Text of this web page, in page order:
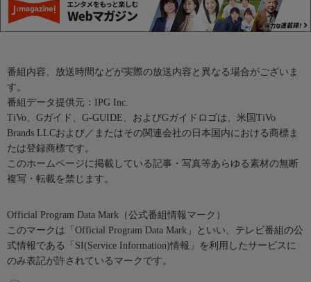
番組内容、放送時間などが実際の放送内容と異なる場合がございま
す。
番組データ提供元：IPG Inc.
TiVo、Gガイド、G-GUIDE、およびGガイドロゴは、米国TiVo
Brands LLCおよび／またはその関連会社の日本国内における商標ま
たは登録商標です。
このホームページに掲載している記事・写真等あらゆる素材の無断
複写・転載を禁じます。
Official Program Data Mark（公式番組情報マーク）
このマークは「Official Program Data Mark」といい、テレビ番組の公
式情報である「SI(Service Information)情報」を利用したサービスに
のみ表記が許されているマークです。